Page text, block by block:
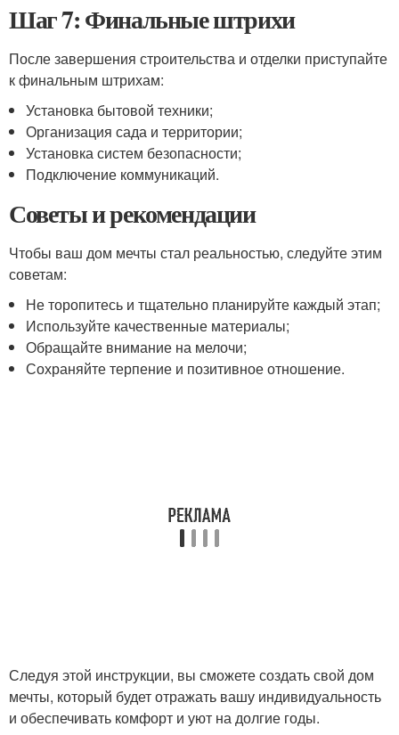
Шаг 7: Финальные штрихи
После завершения строительства и отделки приступайте
к финальным штрихам:
Установка бытовой техники;
Организация сада и территории;
Установка систем безопасности;
Подключение коммуникаций.
Советы и рекомендации
Чтобы ваш дом мечты стал реальностью, следуйте этим
советам:
Не торопитесь и тщательно планируйте каждый этап;
Используйте качественные материалы;
Обращайте внимание на мелочи;
Сохраняйте терпение и позитивное отношение.
Следуя этой инструкции, вы сможете создать свой дом
мечты, который будет отражать вашу индивидуальность
и обеспечивать комфорт и уют на долгие годы.